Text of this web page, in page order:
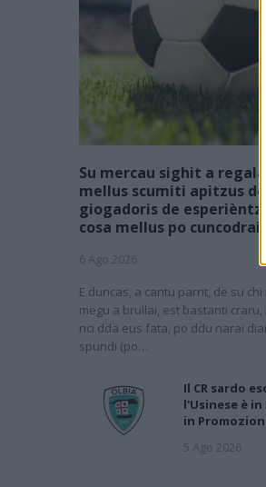
Su mercau sighit a
mellus scumiti apitzus
giogadoris de
cosa mellus po cuncodrai
6 Ago 2026
E duncas, a cantu parrit, de su
megu a brullai, est bastanti craru,
nci dda eus fata, po ddu narai
spundi (po…
Il CR sardo
l'Usinese è
in
5 Ago 2026